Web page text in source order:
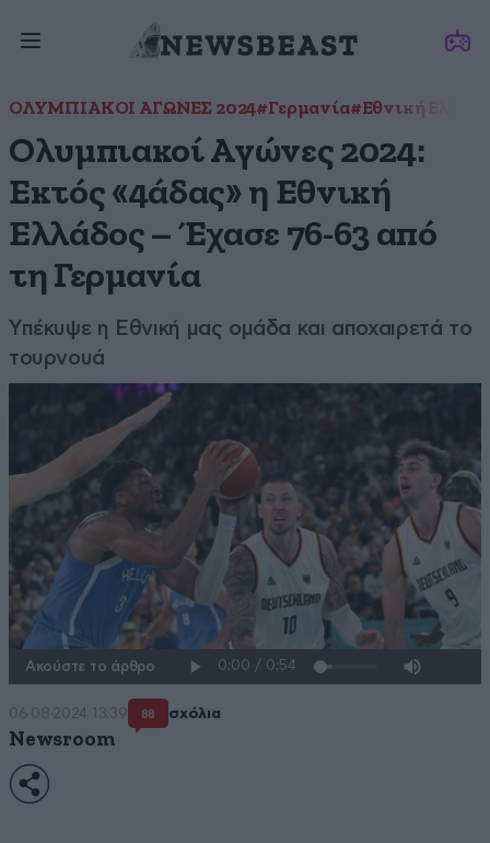
ΟΛΥΜΠΙΑΚΟΙ ΑΓΩΝΕΣ 2024#Γερμανία#Εθνική
Ολυμπιακοί Αγώνες 2024:
Εκτός «4άδας» η Εθνική
Ελλάδος – Έχασε 76-63 από
τη Γερμανία
Υπέκυψε η Εθνική μας ομάδα και αποχαιρετά το
τουρνουά
Ακούστε το άρθρο
06·08·2024 13:39 88 σχόλια
Newsroom